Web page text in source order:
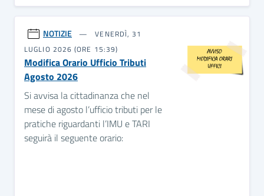
NOTIZIE
VENERDÌ, 31
LUGLIO 2026 (ORE 15:39)
Modifica Orario Ufficio Tributi
Agosto 2026
Si avvisa la cittadinanza che nel
mese di agosto l’ufficio tributi per le
pratiche riguardanti l’IMU e TARI
seguirà il seguente orario: